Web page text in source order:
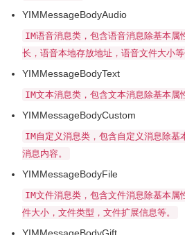
YIMMessageBodyAudio
IM语音消息类，包含语音消息除基本属
长，语音本地存放地址，语音文件大小等
YIMMessageBodyText
IM文本消息类，包含文本消息除基本属
YIMMessageBodyCustom
IM自定义消息类，包含自定义消息除基
消息内容。
YIMMessageBodyFile
IM文件消息类，包含文件消息除基本属
件大小，文件类型，文件扩展信息等。